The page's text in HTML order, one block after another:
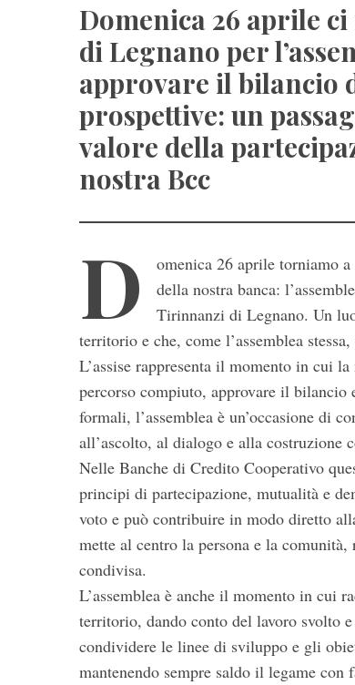
Domenica 26 aprile
di Legnano per
approvare il bilancio
prospettive: un
valore della
nostra Bcc
D
omenica 26 aprile torniamo
della nostra banca:
Tirinnanzi di Legnano. Un
territorio e che, come l’assemblea
L’assise rappresenta il momento in cui
percorso compiuto, approvare il
formali, l’assemblea è un’occasione di
all’ascolto, al dialogo e alla costruzione
Nelle Banche di Credito Cooperativo
principi di partecipazione, mutualità e
voto e può contribuire in modo diretto
mette al centro la persona e la
condivisa.
L’assemblea è anche il momento in cui
territorio, dando conto del lavoro svolto
condividere le linee di sviluppo e gli
mantenendo sempre saldo il legame
S
e
r
c
h
f
r
: